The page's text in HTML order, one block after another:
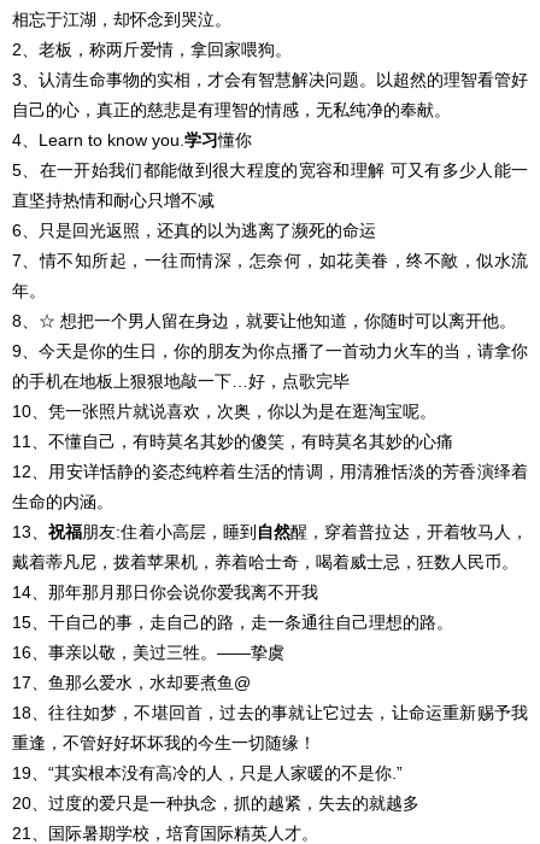
相忘于江湖，却怀念到哭泣。
2、老板，称两斤爱情，拿回家喂狗。
3、认清生命事物的实相，才会有智慧解决问题。以超然的理智看管好
自己的心，真正的慈悲是有理智的情感，无私纯净的奉献。
4、Learn to know you. 学习懂你
5、在一开始我们都能做到很大程度的宽容和理解 可又有多少人能一
直坚持热情和耐心只增不减
6、只是回光返照，还真的以为逃离了濒死的命运
7、情不知所起，一往而情深，怎奈何，如花美眷，终不敵，似水流
年。
8、☆ 想把一个男人留在身边，就要让他知道，你随时可以离开他。
9、今天是你的生日，你的朋友为你点播了一首动力火车的当，请拿你
的手机在地板上狠狠地敲一下…好，点歌完毕
10、凭一张照片就说喜欢，次奥，你以为是在逛淘宝呢。
11、不懂自己，有時莫名其妙的傻笑，有時莫名其妙的心痛
12、用安详恬静的姿态纯粹着生活的情调，用清雅恬淡的芳香演绎着
生命的内涵。
13、祝福朋友:住着小高层，睡到 自然醒，穿着普拉达，开着牧马人，
戴着蒂凡尼，拨着苹果机，养着哈士奇，喝着威士忌，狂数人民币。
14、那年那月那日你会说你爱我离不开我
15、干自己的事，走自己的路，走一条通往自己理想的路。
16、事亲以敬，美过三牲。——挚虞
17、鱼那么爱水，水却要煮鱼@
18、往往如梦，不堪回首，过去的事就让它过去，让命运重新赐予我
重逢，不管好好坏坏我的今生一切随缘！
19、“其实根本没有高冷的人，只是人家暖的不是你.”
20、过度的爱只是一种执念，抓的越紧，失去的就越多
21、国际暑期学校，培育国际精英人才。